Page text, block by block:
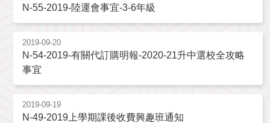
N-55-2019-陸運會事宜-3-6年級
2019-09-20
N-54-2019-有關代訂購明報-2020-21升中選校全攻略
事宜
2019-09-19
N-49-2019上學期課後收費興趣班通知